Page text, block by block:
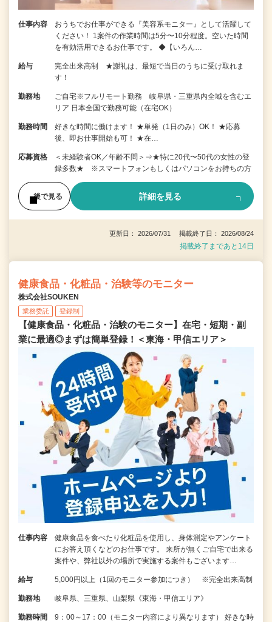
仕事内容
おうちでお仕事ができる『美容系モニター』として活躍して
ください！ 1案件の作業時間は5分〜10分程度。空いた時間
を有効活用できるお仕事です。 ◆【いろん…
給与
完全出来高制 ★謝礼は、最短で当日のうちに受け取れま
す！
勤務地
ご自宅※フルリモート勤務 岐阜県・三重県内全域を含むエ
リア 日本全国で勤務可能（在宅OK）
勤務時間
好きな時間に働けます！ ★単発（1日のみ）OK！ ★応募
後、即お仕事開始も可！ ★在…
応募資格
＜未経験者OK／年齢不問＞⇒★特に20代〜50代の女性の登
録多数★ ※スマートフォンもしくはパソコンをお持ちの方
後で見る 詳細を見る
更新日： 2026/07/31 掲載終了日： 2026/08/24
掲載終了まであと14日
健康食品・化粧品・治験等のモニター
株式会社SOUKEN
業務委託 登録制
【健康食品・化粧品・治験のモニター】在宅・短期・副
業に最適◎まずは簡単登録！＜東海・甲信エリア＞
仕事内容
健康食品を食べたり化粧品を使用し、身体測定やアンケート
にお答え頂くなどのお仕事です。 来所が無くご自宅で出来る
案件や、弊社以外の場所で実施する案件もございます…
給与 5,000円以上（1回のモニター参加につき） ※完全出来高制
勤務地 岐阜県、三重県、山梨県《東海・甲信エリア》
勤務時間
9：00～17：00（モニター内容により異なります） 好きな時